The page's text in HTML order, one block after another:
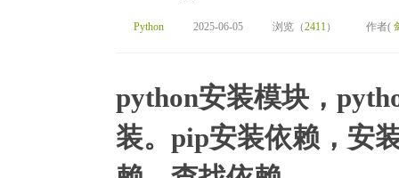
Python 2025-06-05 浏览（2411） 作者(
python安装模块，
装。pip安装依赖，安